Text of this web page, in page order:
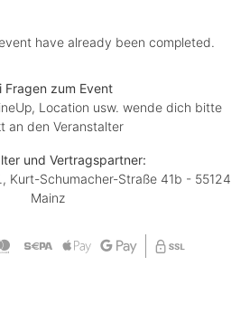
have already been completed.
Fragen zum Event
Location usw. wende dich bitte
an den Veranstalter
und Vertragspartner:
Kurt-Schumacher-Straße 41b - 55124
Mainz